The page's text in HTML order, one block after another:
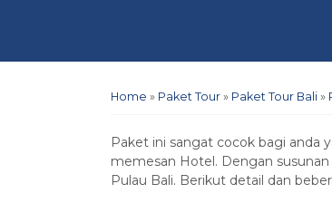
Home » Paket Tour » Paket Tour Bali »
Paket ini sangat cocok bagi anda
memesan Hotel. Dengan
Pulau Bali. Berikut detail dan